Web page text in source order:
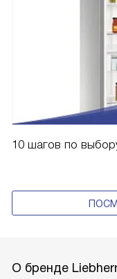
10 шагов по
О бренде